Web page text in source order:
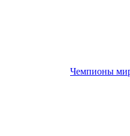
Чемпионы